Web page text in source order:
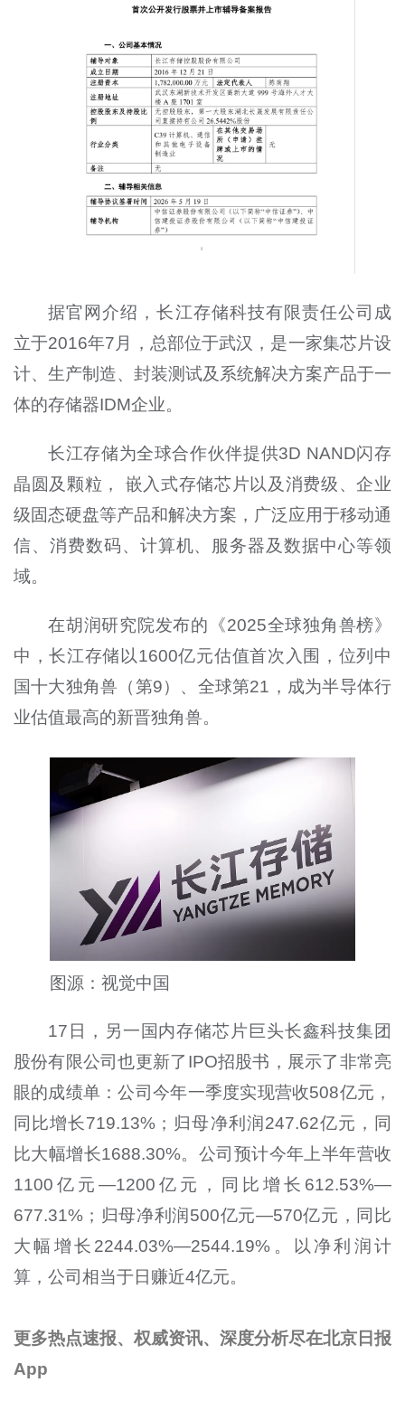
据官网介绍，长江存储科技有限责任公司成
立于2016年7月，总部位于武汉，是一家集芯片设
计、生产制造、封装测试及系统解决方案产品于一
体的存储器IDM企业。
长江存储为全球合作伙伴提供3D NAND闪存
晶圆及颗粒， 嵌入式存储芯片以及消费级、企业
级固态硬盘等产品和解决方案，广泛应用于移动通
信、消费数码、计算机、服务器及数据中心等领
域。
在胡润研究院发布的《2025全球独角兽榜》
中，长江存储以1600亿元估值首次入围，位列中
国十大独角兽（第9）、全球第21，成为半导体行
业估值最高的新晋独角兽。
图源：视觉中国
17日，另一国内存储芯片巨头长鑫科技集团
股份有限公司也更新了IPO招股书，展示了非常亮
眼的成绩单：公司今年一季度实现营收508亿元，
同比增长719.13%；归母净利润247.62亿元，同
比大幅增长1688.30%。公司预计今年上半年营收
1100亿元—1200亿元，同比增长612.53%—
677.31%；归母净利润500亿元—570亿元，同比
大幅增长2244.03%—2544.19%。以净利润计
算，公司相当于日赚近4亿元。
更多热点速报、权威资讯、深度分析尽在北京日报
App